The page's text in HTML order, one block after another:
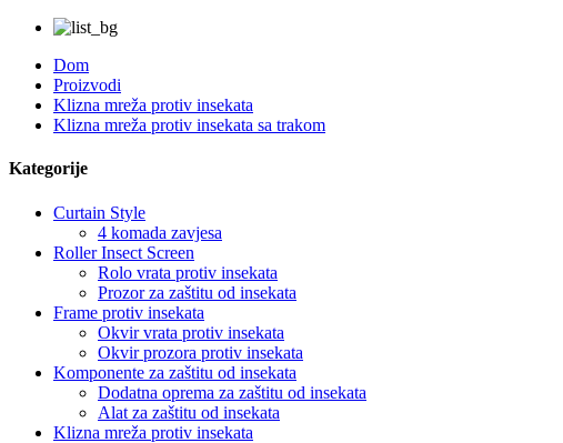
Dom
Proizvodi
Klizna mreža protiv insekata
Klizna mreža protiv insekata sa trakom
Kategorije
Curtain Style
4 komada zavjesa
Roller Insect Screen
Rolo vrata protiv insekata
Prozor za zaštitu od insekata
Frame protiv insekata
Okvir vrata protiv insekata
Okvir prozora protiv insekata
Komponente za zaštitu od insekata
Dodatna oprema za zaštitu od insekata
Alat za zaštitu od insekata
Klizna mreža protiv insekata